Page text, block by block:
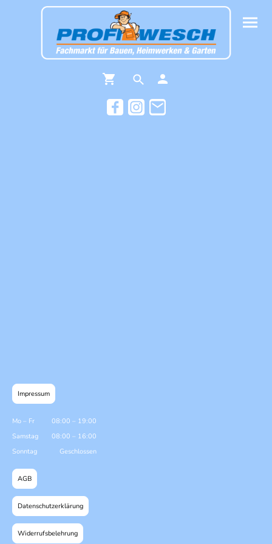
Impressum
Mo – Fr 08:00 – 19:00
Samstag
08:00 – 16:00
Sonntag
Geschlossen
AGB
Datenschutzerklärung
Widerrufsbelehrung